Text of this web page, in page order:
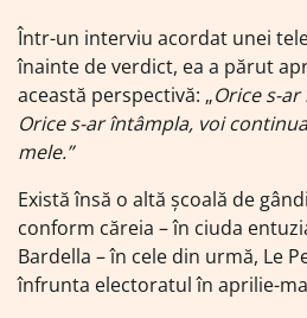
Într-un interviu acordat unei
înainte de verdict, ea a părut
această perspectivă: „Orice s-
Orice s-ar întâmpla, voi
mele.”
Există însă o altă școală de
conform căreia – în ciuda
Bardella – în cele din urmă, Le
înfrunta electoratul în aprilie-